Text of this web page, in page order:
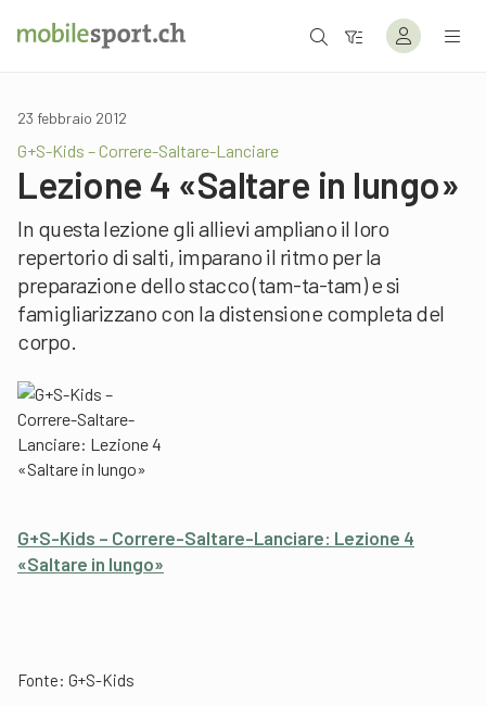
23 febbraio 2012
G+S-Kids – Correre-Saltare-Lanciare
Lezione 4 «Saltare in lungo»
In questa lezione gli allievi ampliano il loro
repertorio di salti, imparano il ritmo per la
preparazione dello stacco (tam-ta-tam) e si
famigliarizzano con la distensione completa del
corpo.
G+S-Kids – Correre-Saltare-Lanciare: Lezione 4
«Saltare in lungo»
Fonte: G+S-Kids